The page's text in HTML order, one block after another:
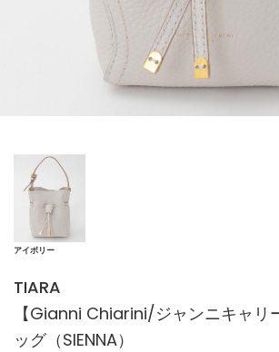
アイボリー
TIARA
【Gianni Chiarini/ジャンニキャリ
ッグ（SIENNA）